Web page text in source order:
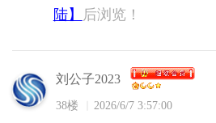
陆】
后浏览！
刘公子2023
38楼 2026/6/7 3:57:00